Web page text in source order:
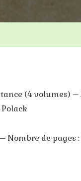
(4 volumes)
Nombre de pages